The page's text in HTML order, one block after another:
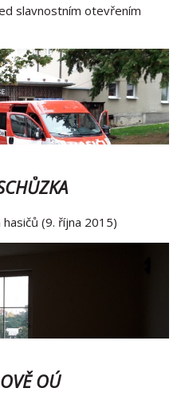
slavnostním otevřením
(9. října 2015)
OÚ